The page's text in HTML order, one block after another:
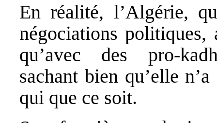
En réalité, l’Algérie,
négociations politiques,
qu’avec des pro-
sachant bien qu’elle
qui que ce soit.